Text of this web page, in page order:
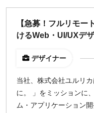
【急募！フルリモー
けるWeb・UI/UXデ
デザイナー
当社、株式会社ユルリ
に。 」をミッションに
ム・アプリケーション